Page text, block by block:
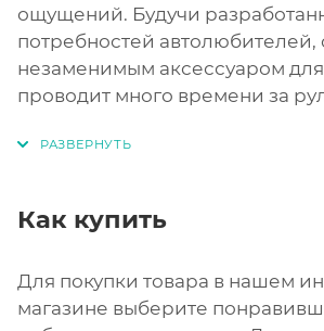
ощущений. Будучи
потребностей автолюбителей,
незаменимым аксессуаром для
проводит много времени за
Как купить
Для покупки товара в нашем
магазине выберите